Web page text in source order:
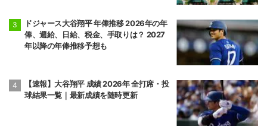
ドジャース大谷翔平 年俸推移 2026年の年
俸、週給、日給、税金、手取りは？ 2027
年以降の年俸推移予想も
【速報】大谷翔平 成績 2026年 全打席・投
球結果一覧｜最新成績を随時更新